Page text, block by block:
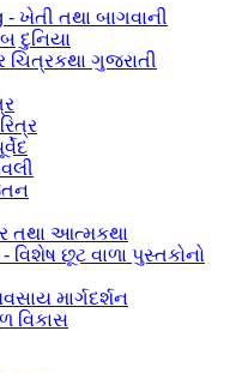
- ખેતી તથા બાગવાની
દુનિયા
ચિત્રકથા ગુજરાતી
તથા આત્મકથા
વિશેષ છૂટ વાળા પુસ્તકોનો
માર્ગદર્શન
વિકાસ